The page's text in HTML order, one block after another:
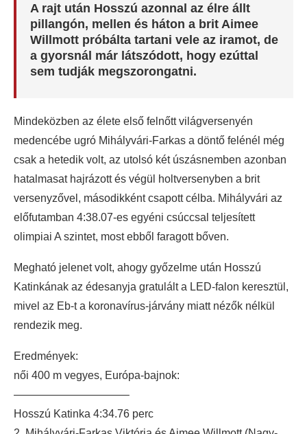
A rajt után Hosszú azonnal az élre állt
pillangón, mellen és háton a brit Aimee
Willmott próbálta tartani vele az iramot, de
a gyorsnál már látszódott, hogy ezúttal
sem tudják megszorongatni.
Mindeközben az élete első felnőtt világversenyén
medencébe ugró Mihályvári-Farkas a döntő felénél még
csak a hetedik volt, az utolsó két úszásnemben azonban
hatalmasat hajrázott és végül holtversenyben a brit
versenyzővel, másodikként csapott célba. Mihályvári az
előfutamban 4:38.07-es egyéni csúccsal teljesített
olimpiai A szintet, most ebből faragott bőven.
Megható jelenet volt, ahogy győzelme után Hosszú
Katinkának az édesanyja gratulált a LED-falon keresztül,
mivel az Eb-t a koronavírus-járvány miatt nézők nélkül
rendezik meg.
Eredmények:
női 400 m vegyes, Európa-bajnok:
——————————–
Hosszú Katinka 4:34.76 perc